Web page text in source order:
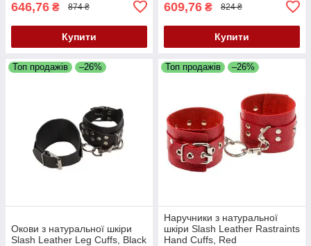
646,76 ₴ 874 ₴
Купити
609,76 ₴ 824 ₴
Купити
Топ продажів –26%
Окови з натуральної шкіри
Slash Leather Leg Cuffs, Black
Топ продажів –26%
Наручники з натуральної
шкіри Slash Leather Rastraints
Hand Cuffs, Red